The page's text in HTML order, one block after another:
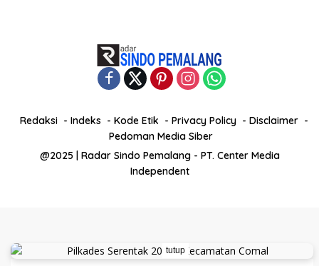
Redaksi Indeks Kode Etik Privacy Policy
Disclaimer
Pedoman Media Siber
@2025 | Radar Sindo Pemalang - PT. Center Media
Independent
tutup